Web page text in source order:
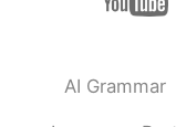
AI Grammar